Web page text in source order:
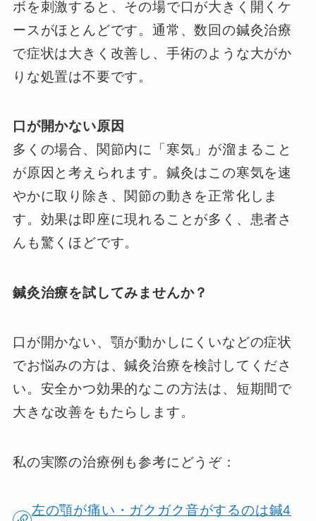
ボを刺激すると、その場で口が大きく開くケ
ースがほとんどです。通常、数回の鍼灸治療
で症状は大きく改善し、手術のような大がか
りな処置は不要です。
口が開かない原因
多くの場合、関節内に「寒気」が溜まること
が原因と考えられます。鍼灸はこの寒気を速
やかに取り除き、関節の動きを正常化しま
す。効果は即座に現れることが多く、患者さ
んも驚くほどです。
鍼灸治療を試してみませんか？
口が開かない、顎が動かしにくいなどの症状
でお悩みの方は、鍼灸治療を検討してくださ
い。安全かつ効果的なこの方法は、短期間で
大きな改善をもたらします。
私の実際の治療例も参考にどうぞ：
左の顎が痛い・ガクガク音がするのは鍼4